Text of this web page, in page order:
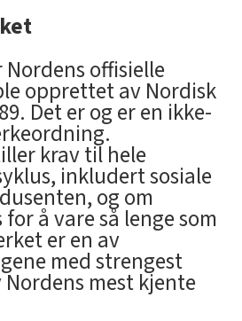
offisielle
opprettet av Nordisk
Det er og er en ikke-
krav til hele
inkludert sosiale
og om
å vare så lenge som
er en av
med strengest
Nordens mest kjente